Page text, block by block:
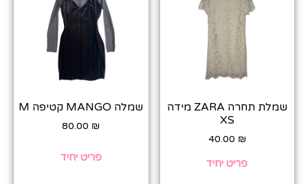
שמלת תחרה ZARA מידה
XS
40.00 ₪
פריט יחיד
שמלה MANGO קטיפה M
80.00 ₪
פריט יחיד